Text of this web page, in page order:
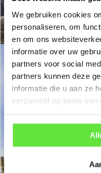
We gebruiken cookies
personaliseren, om
en om ons
informatie over uw
partners voor social
partners kunnen deze
informatie die u aan ze
verzameld op basis van